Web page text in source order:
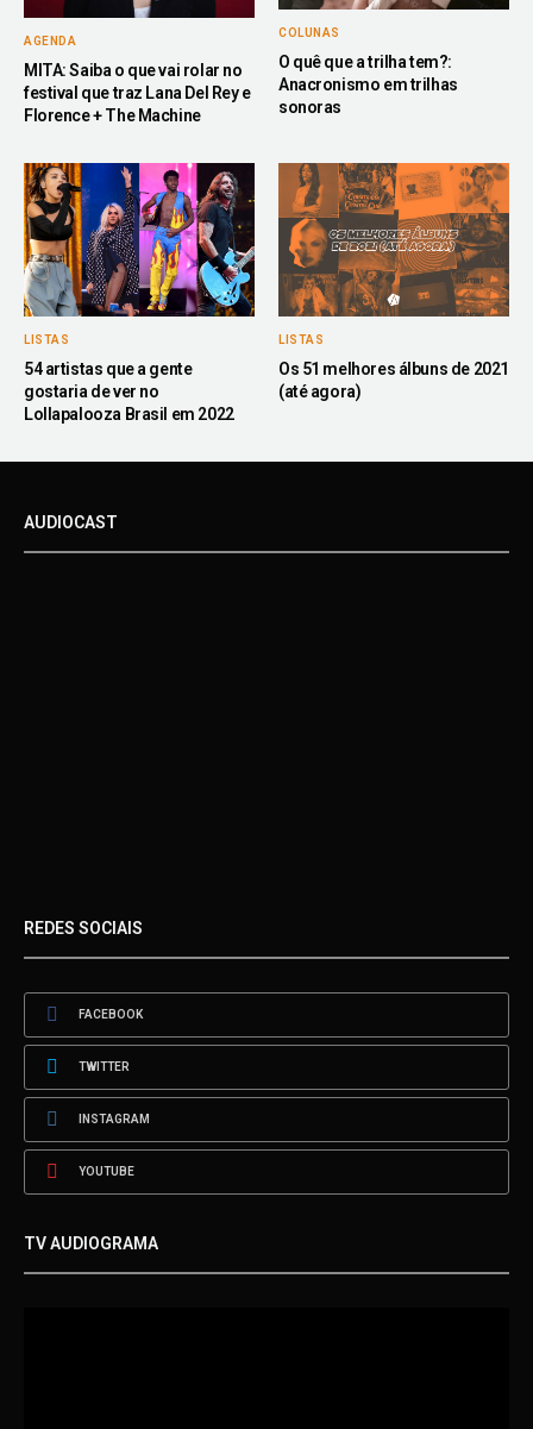
AGENDA
MITA: Saiba o que vai rolar no
festival que traz Lana Del Rey e
Florence + The Machine
COLUNAS
O quê que a trilha tem?:
Anacronismo em trilhas
sonoras
LISTAS
54 artistas que a gente
gostaria de ver no
Lollapalooza Brasil em 2022
LISTAS
Os 51 melhores álbuns de 2021
(até agora)
AUDIOCAST
REDES SOCIAIS
FACEBOOK
TWITTER
INSTAGRAM
YOUTUBE
TV AUDIOGRAMA